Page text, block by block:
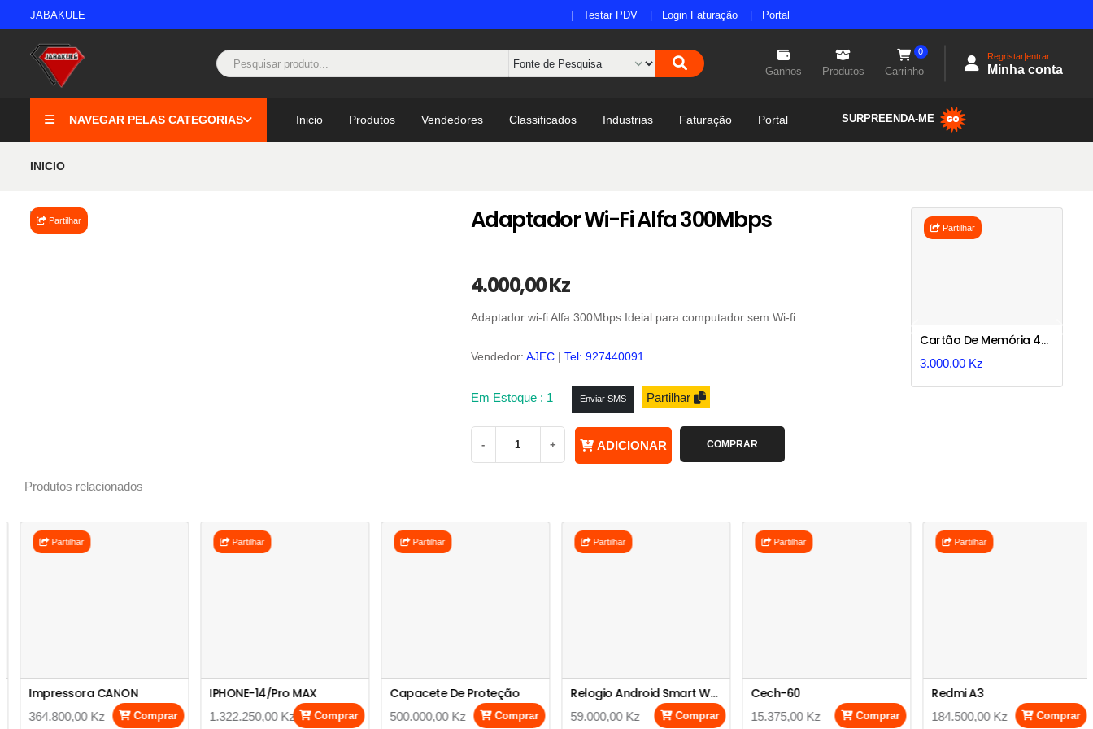
JABAKULE Testar PDV Login Faturação Portal
Ganhos Produtos Carrinho
0 Regristar|entrar
Minha conta
NAVEGAR PELAS CATEGORIAS Inicio Produtos Vendedores Classificados Industrias Faturação Portal SURPREENDA-ME
INICIO
Partilhar Adaptador Wi-Fi Alfa 300Mbps
4.000,00 Kz
Adaptador wi-fi Alfa 300Mbps Ideial para computador sem Wi-fi
Vendedor: AJEC| Tel: 927440091
Em Estoque : 1 Enviar SMS Partilhar
- + ADICIONAR COMPRAR
Partilhar
Cartão De Memória 4g +adaptador Original
3.000,00 Kz
Previous
Produtos relacionados
Partilhar
Impressora CANON
364.800,00 Kz Comprar
Partilhar
IPHONE-14/Pro MAX
1.322.250,00 Kz Comprar
Partilhar
Capacete De Proteção
500.000,00 Kz Comprar
Partilhar
Relogio Android Smart Whatch Android Sim Card - 4G C90 Ultra
59.000,00 Kz Comprar
Partilhar
Cech-60
15.375,00 Kz Comprar
Partilhar
Redmi A3
184.500,00 Kz Comprar